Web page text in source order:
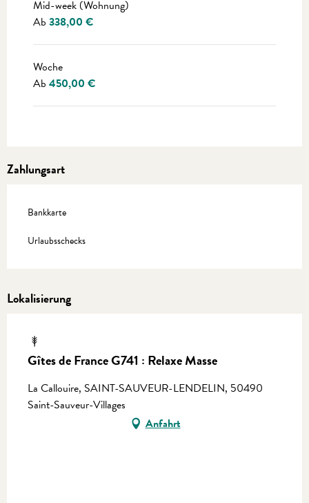
Mid-week (Wohnung)
Ab 338,00 €
Woche
Ab 450,00 €
Zahlungsart
Bankkarte
Urlaubsschecks
Lokalisierung
Gîtes de France G741 : Relaxe Masse
La Callouire, SAINT-SAUVEUR-LENDELIN, 50490
Saint-Sauveur-Villages
Anfahrt